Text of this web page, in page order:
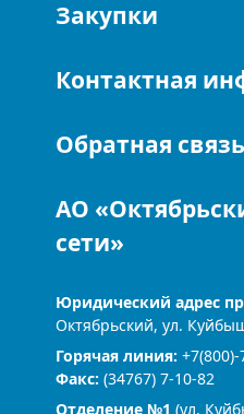
Закупки
Контактная
Обратная связь
АО
сети»
Юридический адрес
Октябрьский, ул.
Горячая линия:
Факс: (34767) 7-10-82
Отделение №1 (ул.